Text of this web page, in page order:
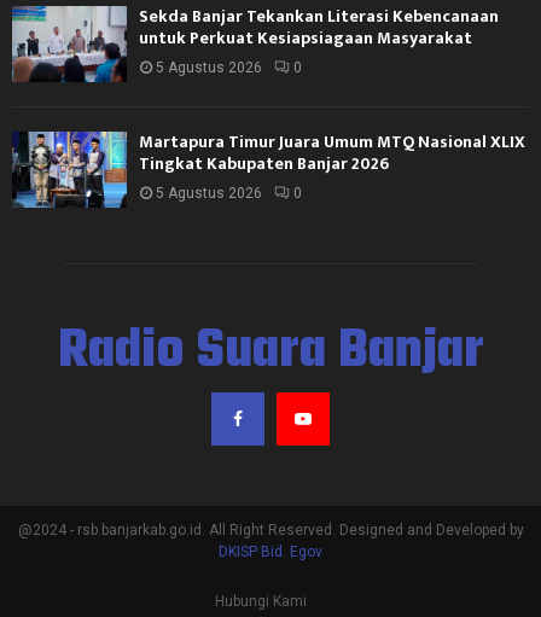
Sekda Banjar Tekankan Literasi Kebencanaan
untuk Perkuat Kesiapsiagaan Masyarakat
5 Agustus 2026 0
Martapura Timur Juara Umum MTQ Nasional XLIX
Tingkat Kabupaten Banjar 2026
5 Agustus 2026 0
Radio Suara Banjar
@2024 - rsb.banjarkab.go.id. All Right Reserved. Designed and Developed by
DKISP Bid. Egov
Hubungi Kami